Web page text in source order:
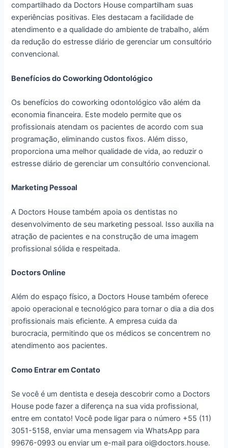
compartilhado da Doctors House compartilham suas
experiências positivas. Eles destacam a facilidade de
atendimento e a qualidade do ambiente de trabalho, além
da redução do estresse diário de gerenciar um consultório
convencional.
Benefícios do Coworking Odontológico
Os benefícios do coworking odontológico vão além da
economia financeira. Este modelo permite que os
profissionais atendam os pacientes de acordo com sua
programação, eliminando custos fixos. Além disso,
proporciona uma melhor qualidade de vida, ao reduzir o
estresse diário de gerenciar um consultório convencional.
Marketing Pessoal
A Doctors House também apoia os dentistas no
desenvolvimento de seu marketing pessoal. Isso auxilia na
atração de pacientes e na construção de uma imagem
profissional sólida e respeitada.
Doctors Online
Além do espaço físico, a Doctors House também oferece
apoio operacional e tecnológico para tornar o dia a dia dos
profissionais mais eficiente. A empresa cuida da
burocracia, permitindo que os médicos se concentrem no
atendimento aos pacientes.
Como Entrar em Contato
Se você é um dentista e deseja descobrir como a Doctors
House pode fazer a diferença na sua vida profissional,
entre em contato! Você pode ligar para o número +55 (11)
3051-5158, enviar uma mensagem via WhatsApp para
99676-0993 ou enviar um e-mail para oi@doctors.house.